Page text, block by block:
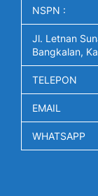
NSPN :
Jl. Letnan
Bangkalan,
TELEPON
EMAIL
WHATSAPP